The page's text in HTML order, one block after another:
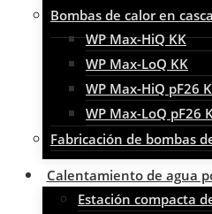
Bombas de calor en
WP Max-HiQ KK
WP Max-LoQ KK
WP Max-HiQ pF26
WP Max-LoQ pF26
Fabricación de bombas
Calentamiento de agua
Estación compacta